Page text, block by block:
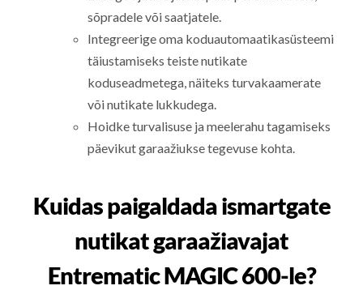
sõpradele või saatjatele.
Integreerige oma koduautomaatikasüsteemi
täiustamiseks teiste nutikate
koduseadmetega, näiteks turvakaamerate
või nutikate lukkudega.
Hoidke turvalisuse ja meelerahu tagamiseks
päevikut garaažiukse tegevuse kohta.
Kuidas paigaldada ismartgate
nutikat garaažiavajat
Entrematic MAGIC 600-le?